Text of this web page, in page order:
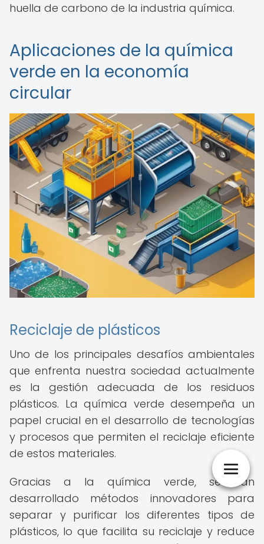
huella de carbono de la industria química.
Aplicaciones de la química
verde en la economía
circular
Reciclaje de plásticos
Uno de los principales desafíos ambientales
que enfrenta nuestra sociedad actualmente
es la gestión adecuada de los residuos
plásticos. La química verde desempeña un
papel crucial en el desarrollo de tecnologías
y procesos que permiten el reciclaje eficiente
de estos materiales.
Gracias a la química verde, se han
desarrollado métodos innovadores para
separar y purificar los diferentes tipos de
plásticos, lo que facilita su reciclaje y reduce